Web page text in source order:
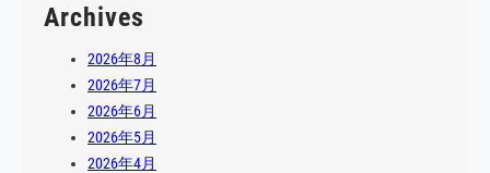
Archives
2026年8月
2026年7月
2026年6月
2026年5月
2026年4月